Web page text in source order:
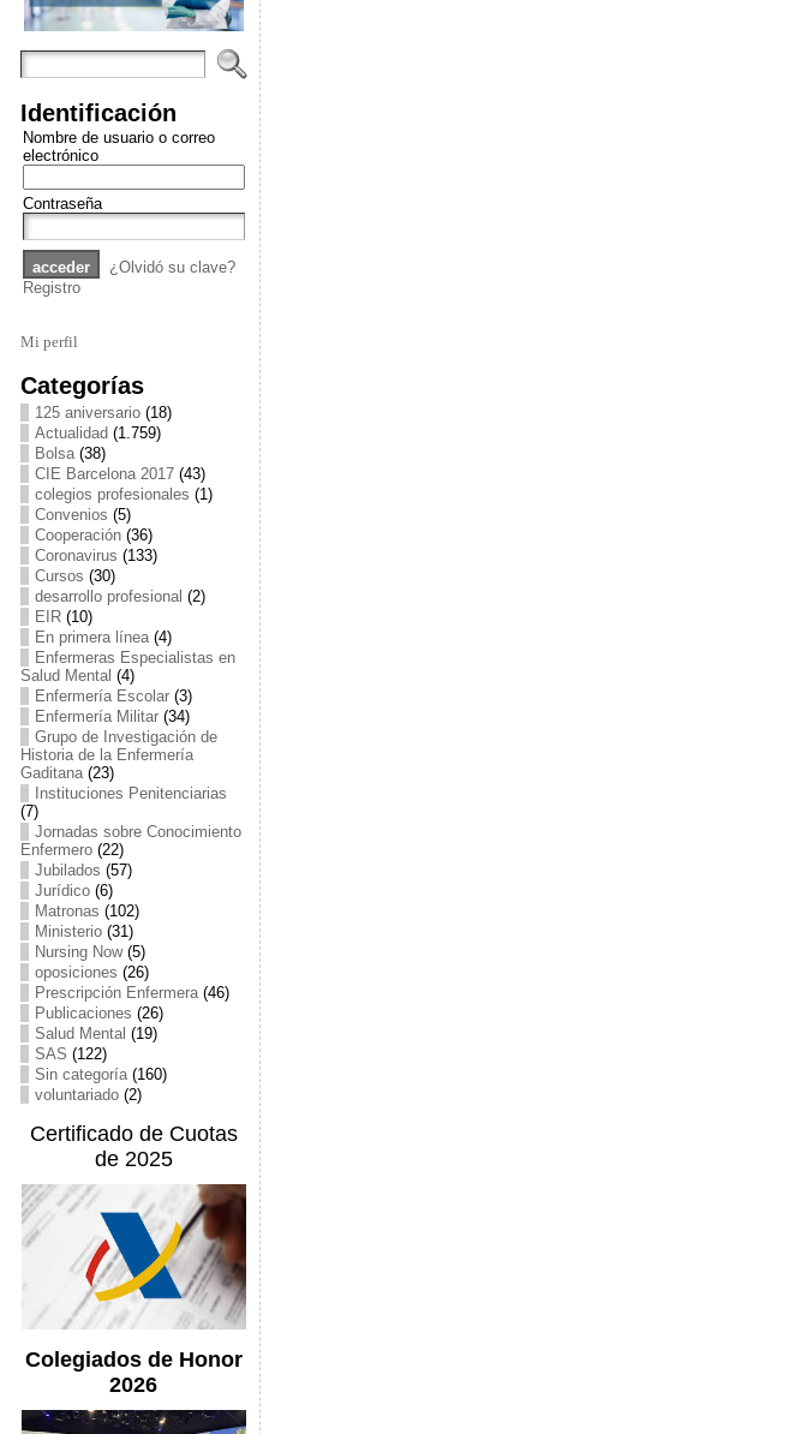
Identificación
Nombre de usuario o correo
electrónico
Contraseña
¿Olvidó su clave?
Registro
Mi perfil
Categorías
125 aniversario(18)
Actualidad (1.759)
Bolsa(38)
CIE Barcelona 2017(43)
colegios profesionales (1)
Convenios (5)
Cooperación(36)
Coronavirus (133)
Cursos (30)
desarrollo profesional (2)
EIR(10)
En primera línea(4)
Enfermeras Especialistas en
Salud Mental (4)
Enfermería Escolar(3)
Enfermería Militar(34)
Grupo de Investigación de
Historia de la Enfermería
Gaditana(23)
Instituciones Penitenciarias
(7)
Jornadas sobre Conocimiento
Enfermero(22)
Jubilados (57)
Jurídico(6)
Matronas (102)
Ministerio(31)
Nursing Now(5)
oposiciones (26)
Prescripción Enfermera(46)
Publicaciones (26)
Salud Mental (19)
SAS (122)
Sin categoría(160)
voluntariado(2)
Certificado de Cuotas
de 2025
Colegiados de Honor
2026